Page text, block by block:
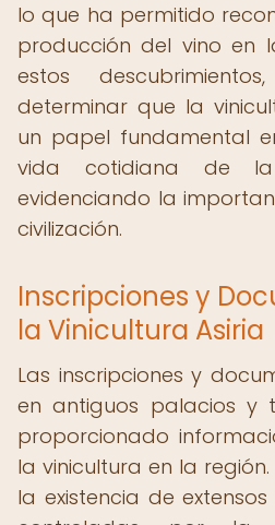
lo que ha permitido
producción del vino en
estos
determinar que la
un papel fundamental
vida cotidiana de la
evidenciando la
civilización.
Inscripciones y
la Vinicultura Asiria
Las inscripciones y
en antiguos palacios y
proporcionado
la vinicultura en la
la existencia de